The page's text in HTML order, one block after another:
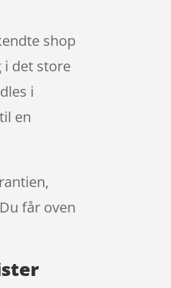
shop
i det store
i
en
får oven